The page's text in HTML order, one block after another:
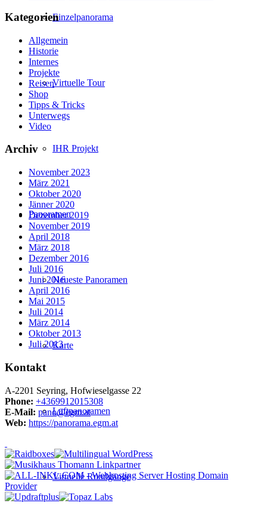
Einzelpanorama
Virtuelle Tour
IHR Projekt
Panoramen
Neueste Panoramen
Karte
Luftpanoramen
Virtuelle Rundgänge
Kategorien
Allgemein
Historie
Internes
Projekte
Reisen
Shop
Tipps & Tricks
Unterwegs
Video
Archiv
November 2023
März 2021
Oktober 2020
Jänner 2020
Dezember 2019
November 2019
April 2018
März 2018
Dezember 2016
Juli 2016
Juni 2016
April 2016
Mai 2015
Juli 2014
März 2014
Oktober 2013
Juli 2013
Kontakt
A-2201 Seyring, Hofwieselgasse 22
Phone: +4369912015308
E-Mail: pano@egm.at
Web: https://panorama.egm.at